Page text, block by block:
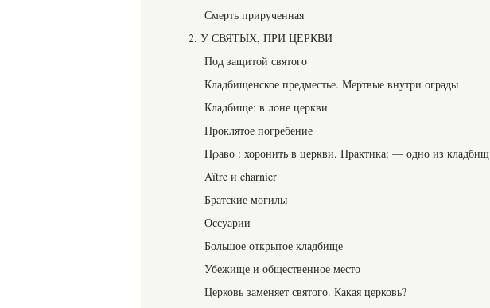
Смерть прирученная
2. У СВЯТЫХ, ПРИ ЦЕРКВИ
Под защитой святого
Кладбищенское предместье. Мертвые внутри ограды
Кладбище: в лоне церкви
Проклятое погребение
Πρаво : хоронить в церкви. Практика: — одно из кладбищ
Aître и charnier
Братские могилы
Оссуарии
Большое открытое кладбище
Убежище и общественное место
Церковь заменяет святого. Какая церковь?